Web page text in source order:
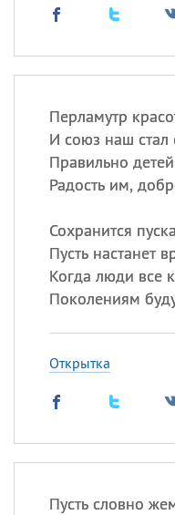
Перламутр
И союз наш стал
Правильно
Радость им,
Сохранится
Пусть настанет
Когда люди все
Поколениям
Открытка
Пусть словно